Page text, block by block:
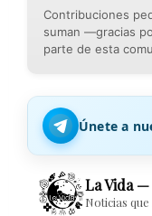
Contribuciones
suman —gracias
parte de esta
Únete a
La Vida
Noticias